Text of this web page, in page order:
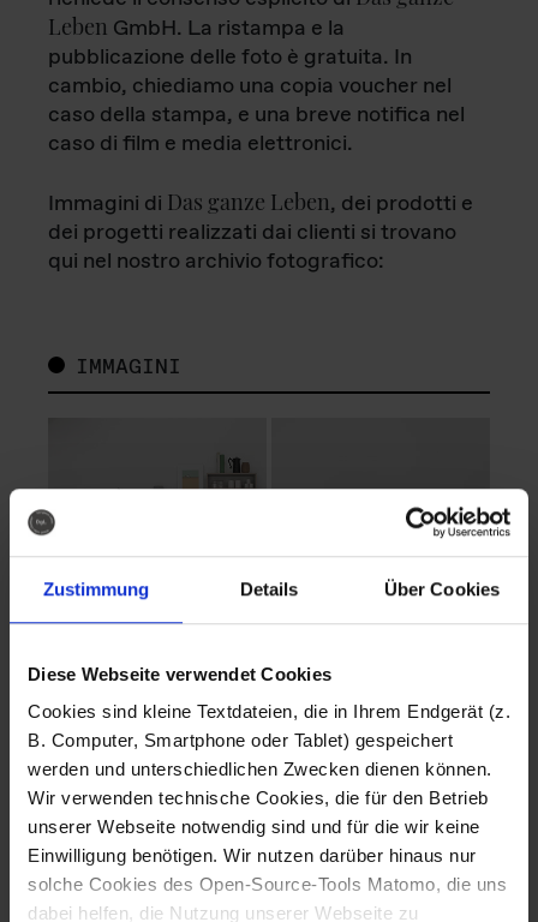
Zustimmung Details Über Cookies
Diese Webseite verwendet Cookies
Cookies sind kleine Textdateien, die in Ihrem Endgerät (z.
B. Computer, Smartphone oder Tablet) gespeichert
werden und unterschiedlichen Zwecken dienen können.
Wir verwenden technische Cookies, die für den Betrieb
unserer Webseite notwendig sind und für die wir keine
Einwilligung benötigen. Wir nutzen darüber hinaus nur
solche Cookies des Open-Source-Tools Matomo, die uns
dabei helfen, die Nutzung unserer Webseite zu
Leben GmbH. La ristampa e la
pubblicazione delle foto è gratuita. In
cambio, chiediamo una copia voucher nel
caso della stampa, e una breve notifica nel
caso di film e media elettronici.
Immagini di Das ganze Leben, dei prodotti e
dei progetti realizzati dai clienti si trovano
qui nel nostro archivio fotografico:
IMMAGINI
Fotografo: Lorenz
Sternbach
Download
Fotografo: Lorenz
Sternbach
Download